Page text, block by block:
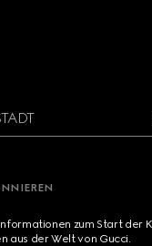
zum Start
aus der Welt von Gucci.